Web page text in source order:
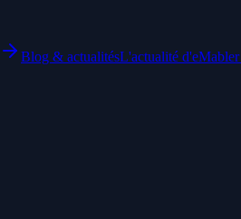
Blog & actualitésL'actualité d'eMabler